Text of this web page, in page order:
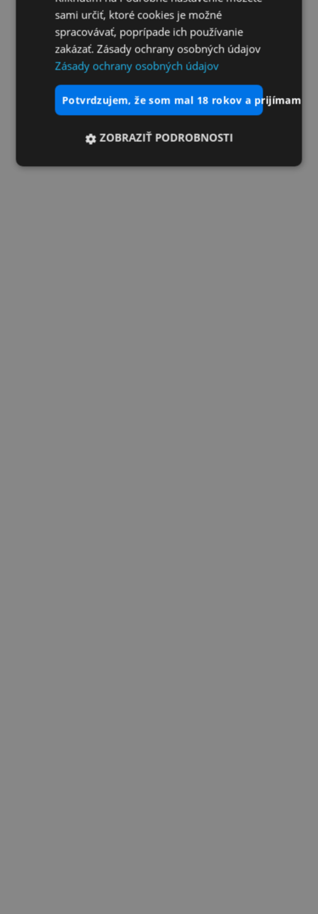
sami určiť, ktoré cookies je možné
spracovávať, poprípade ich používanie
zakázať. Zásady ochrany osobných údajov
Zásady ochrany osobných údajov
potvrdzujem, že som mal 18 rokov a prijímam
ZOBRAZIŤ PODROBNOSTI